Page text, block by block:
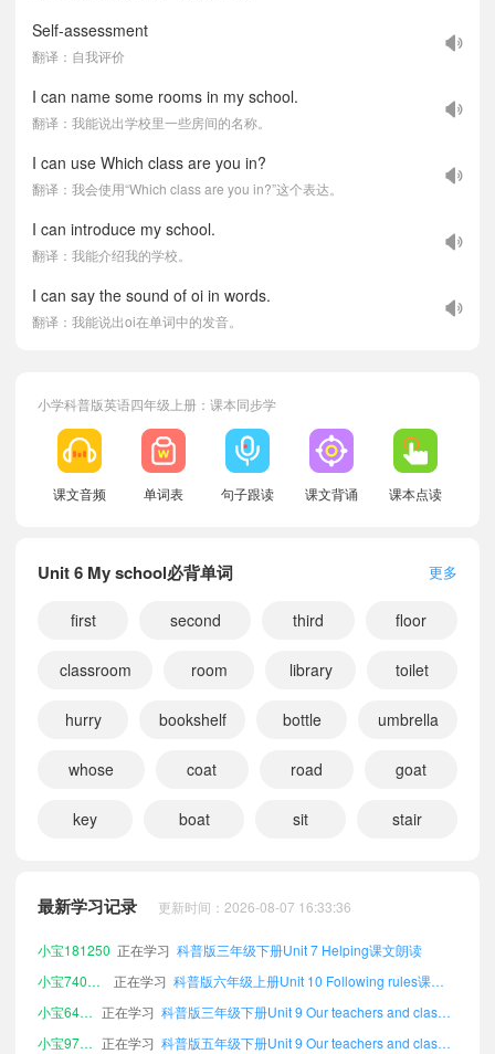
Self-assessment
翻译：自我评价
I can name some rooms in my school.
翻译：我能说出学校里一些房间的名称。
I can use Which class are you in?
翻译：我会使用“Which class are you in?”这个表达。
I can introduce my school.
翻译：我能介绍我的学校。
I can say the sound of oi in words.
翻译：我能说出oi在单词中的发音。
小学科普版英语四年级上册：课本同步学
课文音频 单词表 句子跟读 课文背诵 课本点读
Unit 6 My school必背单词 更多
first second third floor
classroom room library toilet
hurry bookshelf bottle umbrella
whose coat road goat
key boat sit stair
最新学习记录 更新时间：2026-08-07 16:33:36
小宝615316
科普版五年级上册Words in each unit课文朗读
小宝805240
正在学习
小宝181250 正在学习 科普版三年级下册Unit 7 Helping课文朗读
小宝740943
正在学习
科普版六年级上册Unit 10 Following rules课文朗读
小宝648816 正在学习
科普版三年级下册Unit 9 Our teachers and classmates课文朗读
小宝978092 正在学习 科普版五年级下册Unit 9 Our teachers and classmates课文朗读